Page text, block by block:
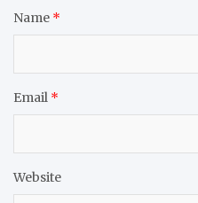
Name *
Email *
Website